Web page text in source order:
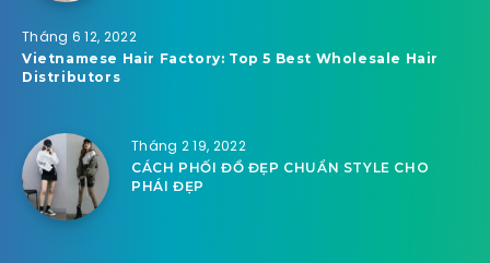
Tháng 6 12, 2022
Vietnamese Hair Factory: Top 5 Best Wholesale Hair
Distributors
Tháng 2 19, 2022
CÁCH PHỐI ĐỒ ĐẸP CHUẨN STYLE CHO
PHÁI ĐẸP